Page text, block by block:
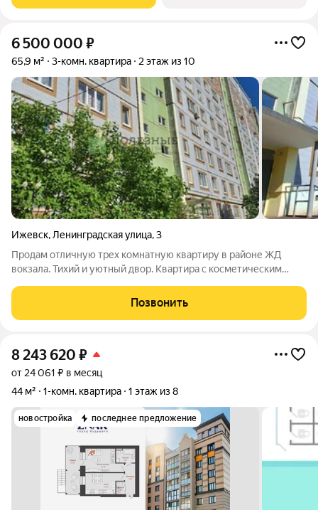
6 500 000 ₽
65,9 м² 3-комн. квартира 2 этаж из 10
Ижевск, Ленинградская улица,3
Продам отличную трех комнатную квартиру в районе ЖД
вокзала. Тихий и уютный двор. Квартира с косметическим
плита, вытяжка, посудомоечная машина. Сан узел в кафеле. В
прихожей и на кухне ламинат.
Позвонить
8 243 620 ₽
от 24 061 ₽ в месяц
44 м²
1-комн. квартира 1 этаж из 8
новостройка последнее предложение